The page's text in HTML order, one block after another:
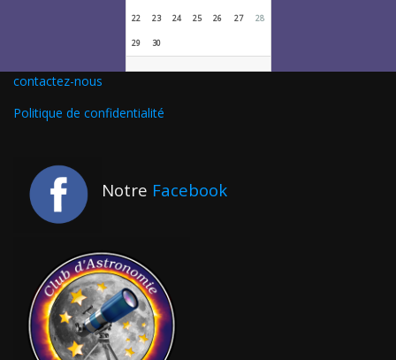
22 23 24 25 26 27 28
29 30
contactez-nous
Politique de confidentialité
Notre Facebook